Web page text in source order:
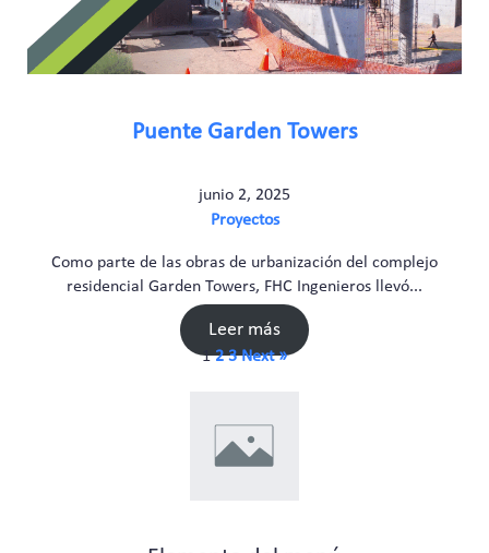
Puente Garden Towers
junio 2, 2025
Proyectos
Como parte de las obras de urbanización del complejo
residencial Garden Towers, FHC Ingenieros llevó...
Leer más
1 2 3 Next »